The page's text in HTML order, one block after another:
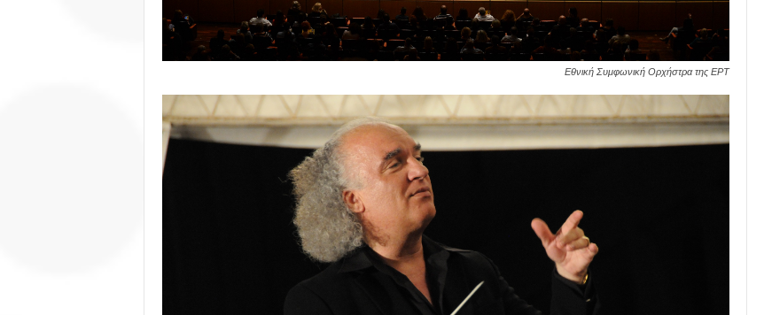
Εθνική Συμφωνική Ορχήστρα της ΕΡΤ